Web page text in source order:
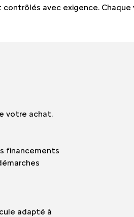
avec exigence. Chaque
votre achat.
financements
adapté à